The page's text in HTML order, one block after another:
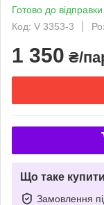
Готово до відправки
Код: V 3353-3
1 350 ₴/
Що таке
Замовлення